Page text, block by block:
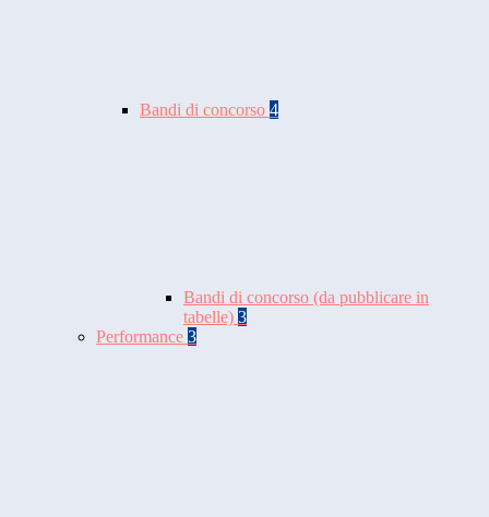
Bandi di concorso 4
Bandi di concorso (da pubblicare in
tabelle) 3
Performance 3